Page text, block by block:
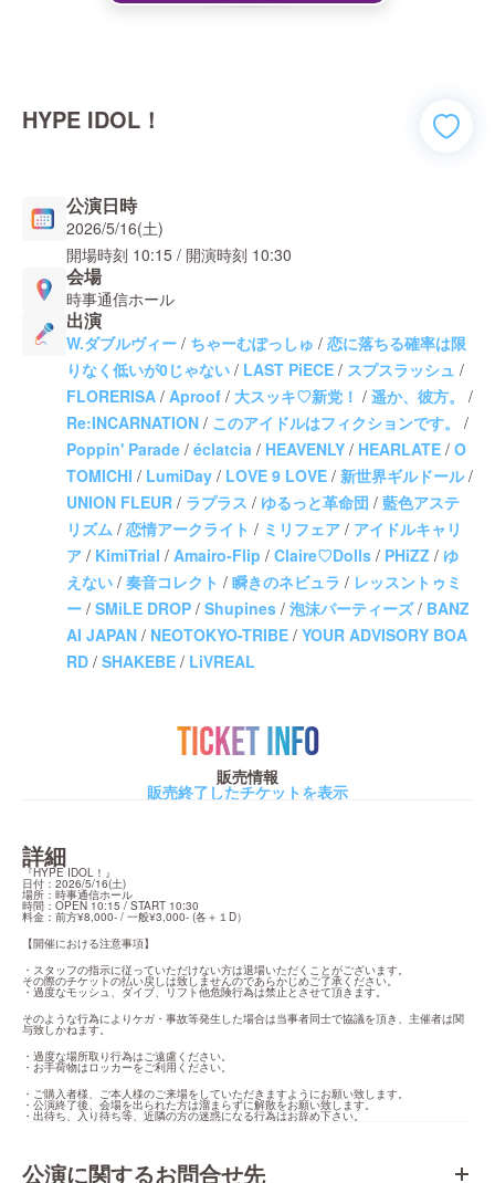
HYPE IDOL！
公演日時
2026/5/16(土)
開場時刻 10:15 / 開演時刻 10:30
会場
時事通信ホール
出演
W.ダブルヴィー / ちゃーむぽっしゅ / 恋に落ちる確率は限
りなく低いが0じゃない / LAST PiECE / スプスラッシュ /
FLORERISA / Aproof / 大スッキ♡新党！ / 遥か、彼方。
/
Re:INCARNATION / このアイドルはフィクションです。
/
Poppin' Parade / éclatcia / HEAVENLY / HEARLATE / O
TOMICHI / LumiDay / LOVE 9 LOVE / 新世界ギルドール/
UNION FLEUR / ラプラス / ゆるっと革命団 / 藍色アステ
リズム / 恋情アークライト / ミリフェア / アイドルキャリ
ア / KimiTrial / Amairo-Flip / Claire♡Dolls / PHiZZ / ゆ
えない / 奏音コレクト / 瞬きのネビュラ / レッスントゥミ
ー / SMiLE DROP / Shupines / 泡沫パーティーズ/ BANZ
AI JAPAN / NEOTOKYO-TRIBE / YOUR ADVISORY BOA
RD / SHAKEBE / LiVREAL
TICKET INFO
販売情報
販売終了したチケットを表示
詳細
『HYPE IDOL！』
日付：2026/5/16(土)
場所：時事通信ホール
時間：OPEN 10:15 / START 10:30
料金：前方¥8,000- / 一般¥3,000- (各＋１D）
【開催における注意事項】
・スタッフの指示に従っていただけない方は退場いただくことがございます。
その際のチケットの払い戻しは致しませんのであらかじめご了承ください。
・過度なモッシュ、ダイブ、リフト他危険行為は禁止とさせて頂きます。
そのような行為によりケガ・事故等発生した場合は当事者同士で協議を頂き、主催者は関
与致しかねます。
・過度な場所取り行為はご遠慮ください。
・お手荷物はロッカーをご利用ください。
・ご購入者様、ご本人様のご来場をしていただきますようにお願い致します。
・公演終了後、会場を出られた方は溜まらずに解散をお願い致します。
・出待ち、入り待ち等、近隣の方の迷惑になる行為はお辞め下さい。
公演に関するお問合せ先